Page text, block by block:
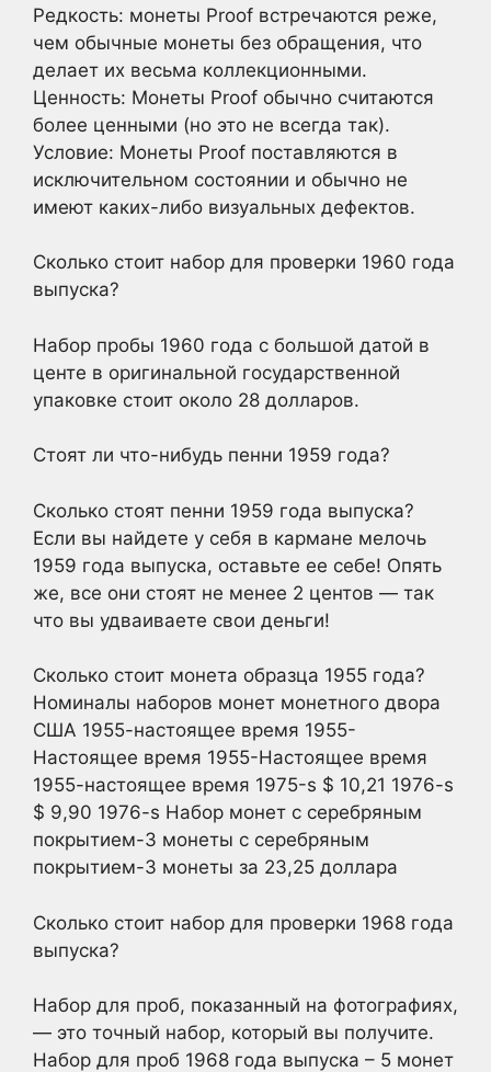
Редкость: монеты Proof встречаются реже,
чем обычные монеты без обращения, что
делает их весьма коллекционными.
Ценность: Монеты Proof обычно считаются
более ценными (но это не всегда так).
Условие: Монеты Proof поставляются в
исключительном состоянии и обычно не
имеют каких-либо визуальных дефектов.
Сколько стоит набор для проверки 1960 года
выпуска?
Набор пробы 1960 года с большой датой в
центе в оригинальной государственной
упаковке стоит около 28 долларов.
Стоят ли что-нибудь пенни 1959 года?
Сколько стоят пенни 1959 года выпуска?
Если вы найдете у себя в кармане мелочь
1959 года выпуска, оставьте ее себе! Опять
же, все они стоят не менее 2 центов — так
что вы удваиваете свои деньги!
Сколько стоит монета образца 1955 года?
Номиналы наборов монет монетного двора
США 1955-настоящее время 1955-
Настоящее время 1955-Настоящее время
1955-настоящее время 1975-s $ 10,21 1976-s
$ 9,90 1976-s Набор монет с серебряным
покрытием-3 монеты с серебряным
покрытием-3 монеты за 23,25 доллара
Сколько стоит набор для проверки 1968 года
выпуска?
Набор для проб, показанный на фотографиях,
— это точный набор, который вы получите.
Набор для проб 1968 года выпуска – 5 монет